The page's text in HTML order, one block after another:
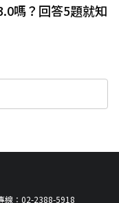
嗎？回答5題就知
線：02-2388-5918